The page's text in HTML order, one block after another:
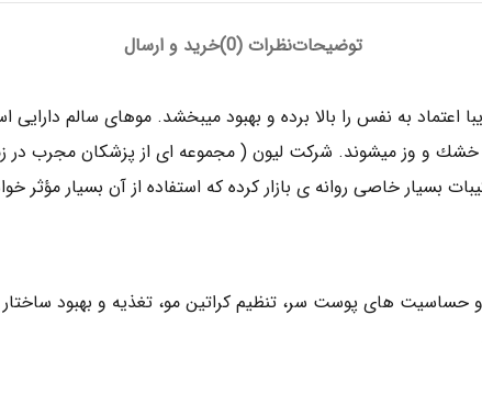
توضیحاتنظرات (0) خرید و ارسال
به نفس را بالا برده و بهبود ميبخشد. موهاى سالم دارايى
خشك و وز ميشوند. شركت ليون ( مجموعه اى از پزشكان مجرب در
بسيار خاصى روانه ى بازار كرده كه استفاده از آن بسيار مؤثر
هاى پوست سر، تنظيم كراتين مو، تغذيه و بهبود